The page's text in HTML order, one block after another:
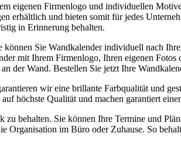
eigenen Firmenlogo und individuellen
und bieten somit für jedes
in Erinnerung behalten.
Sie Wandkalender individuell nach
mit Ihrem Firmenlogo, Ihren eigenen
der Wand. Bestellen Sie jetzt Ihre
wir eine brillante Farbqualität und
höchste Qualität und machen garantiert
behalten. Sie können Ihre Termine und
Organisation im Büro oder Zuhause. So